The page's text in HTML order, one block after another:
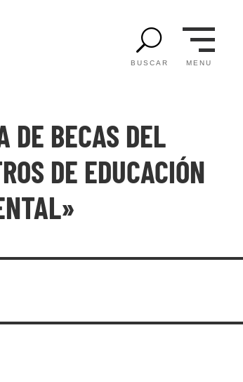
U
BUSCAR MENU
DE BECAS DEL
DE EDUCACIÓN